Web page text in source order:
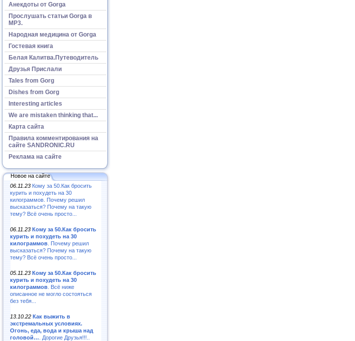
Анекдоты от Gorga
Прослушать статьи Gorga в
МР3.
Народная медицина от Gorga
Гостевая книга
Белая Калитва.Путеводитель
Друзья Прислали
Tales from Gorg
Dishes from Gorg
Interesting articles
We are mistaken thinking that...
Карта сайта
Правила комментирования на
сайте SANDRONIC.RU
Реклама на сайте
Новое на сайте
06.11.23 Кому за 50.Как бросить
курить и похудеть на 30
килограммов. Почему решил
высказаться? Почему на такую
тему? Всё очень просто...
06.11.23 Кому за 50.Как бросить
курить и похудеть на 30
килограммов . Почему решил
высказаться? Почему на такую
тему? Всё очень просто...
05.11.23 Кому за 50.Как бросить
курить и похудеть на 30
килограммов . Всё ниже
описанное не могло состояться
без тебя...
13.10.22 Как выжить в
экстремальных условиях.
Огонь, еда, вода и крыша над
головой… . Дорогие Друзья!!!..